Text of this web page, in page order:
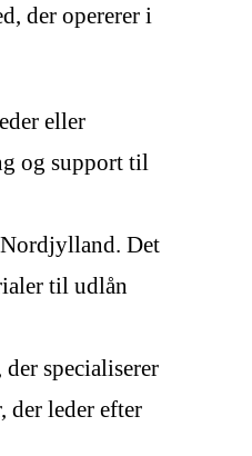
der opererer i
eller
og support til
Det
til udlån
specialiserer
leder efter